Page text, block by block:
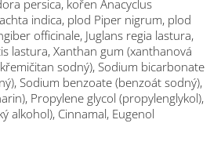
persica, kořen Anacyclus
indica, plod Piper nigrum, plod
officinale, Juglans regia lastura,
lastura, Xanthan gum (xanthanová
sodný), Sodium bicarbonate
Sodium benzoate (benzoát sodný),
Propylene glycol (propylenglykol),
alkohol), Cinnamal, Eugenol